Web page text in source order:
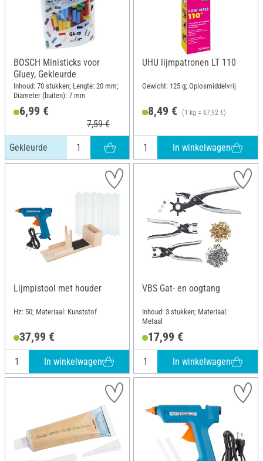
BOSCH Ministicks voor
Gluey, Gekleurde
Inhoud: 70 stukken; Lengte: 20 mm;
Diameter (buiten): 7 mm
6,99 €
7,59 €
Gekleurde
UHU lijmpatronen LT 110
Gewicht: 125 g; Oplosmiddelvrij
8,49 € (1 kg = 67,92 €)
In winkelwagen
Lijmpistool met houder
Hz: 50; Materiaal: Kunststof
37,99 €
In winkelwagen
VBS Gat- en oogtang
Inhoud: 3 stukken; Materiaal:
Metaal
17,99 €
In winkelwagen